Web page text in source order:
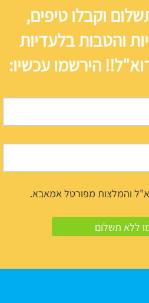
וקבלו טיפים,
והטבות בלעדיות
הירשמו עכשיו:
והמלצות מפורטל אמאבא.